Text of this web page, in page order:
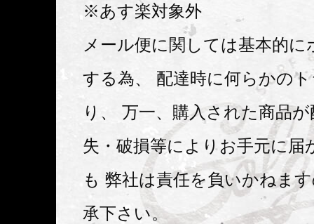
※あす楽対象外
メール便に関しては基本的に
する為、 配達時に何らかの
り、 万一、購入された商品
失・破損等によりお手元に届
も 弊社は責任を負いかねま
承下さい。